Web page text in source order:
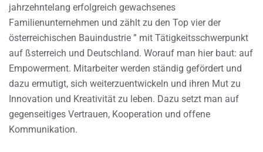
jahrzehntelang erfolgreich gewachsenes
Familienunternehmen und zählt zu den Top vier der
österreichischen Bauindustrie ” mit Tätigkeitsschwerpunkt
auf ßsterreich und Deutschland. Worauf man hier baut: auf
Empowerment. Mitarbeiter werden ständig gefördert und
dazu ermutigt, sich weiterzuentwickeln und ihren Mut zu
Innovation und Kreativität zu leben. Dazu setzt man auf
gegenseitiges Vertrauen, Kooperation und offene
Kommunikation.